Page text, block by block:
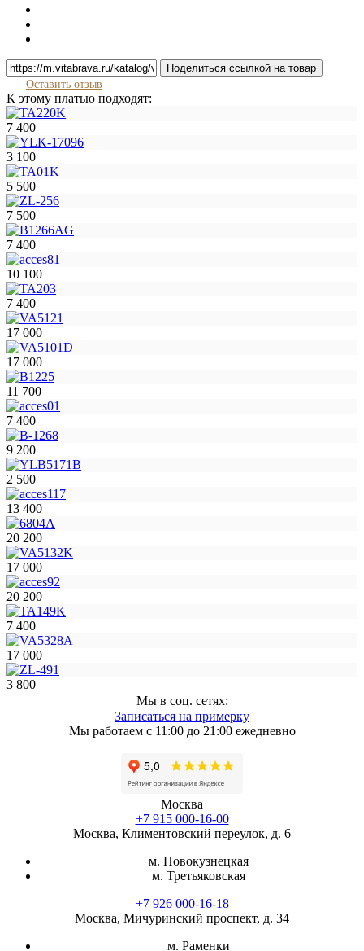
Поделиться ссылкой на товар
Оставить отзыв
К этому платью подходят:
7 400
3 100
5 500
7 500
7 400
10 100
7 400
17 000
17 000
11 700
7 400
9 200
2 500
13 400
20 200
17 000
20 200
7 400
17 000
3 800
Мы в соц. сетях:
Записаться на примерку
Мы работаем с 11:00 до 21:00 ежедневно
Москва
+7 915 000-16-00
Москва, Климентовский переулок, д. 6
м. Новокузнецкая
м. Третьяковская
+7 926 000-16-18
Москва, Мичуринский проспект, д. 34
м. Раменки